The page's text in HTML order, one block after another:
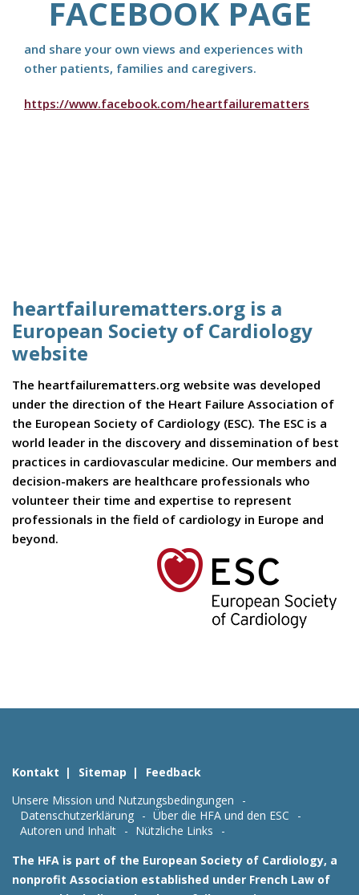
FACEBOOK PAGE
and share your own views and experiences with
other patients, families and caregivers.
https://www.facebook.com/heartfailurematters
heartfailurematters.org is a
European Society of Cardiology
website
The heartfailurematters.org website was developed
under the direction of the Heart Failure Association of
the European Society of Cardiology (ESC). The ESC is a
world leader in the discovery and dissemination of best
practices in cardiovascular medicine. Our members and
decision-makers are healthcare professionals who
volunteer their time and expertise to represent
professionals in the field of cardiology in Europe and
beyond.
Kontakt Sitemap
Feedback
Unsere Mission und Nutzungsbedingungen
Datenschutzerklärung
Über die HFA und den ESC
Autoren und Inhalt
Nützliche Links
The HFA is part of the European Society of Cardiology, a
nonprofit Association established under French Law of